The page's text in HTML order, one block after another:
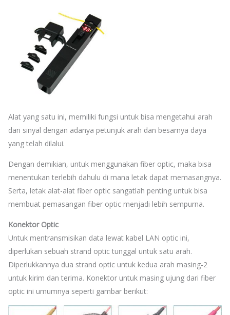
Alat yang satu ini, memiliki fungsi untuk bisa mengetahui arah
dari sinyal dengan adanya petunjuk arah dan besarnya daya
yang telah dilalui.
Dengan demikian, untuk menggunakan fiber optic, maka bisa
menentukan terlebih dahulu di mana letak dapat memasangnya.
Serta, letak alat-alat fiber optic sangatlah penting untuk bisa
membuat pemasangan fiber optic menjadi lebih sempurna.
Konektor Optic
Untuk mentransmisikan data lewat kabel LAN optic ini,
diperlukan sebuah strand optic tunggal untuk satu arah.
Diperlukkannya dua strand optic untuk kedua arah masing-2
untuk kirim dan terima. Konektor untuk masing ujung dari fiber
optic ini umumnya seperti gambar berikut: